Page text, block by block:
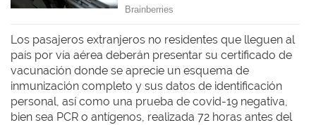
Los pasajeros extranjeros no residentes que lleguen al
país por vía aérea deberán presentar su certificado de
vacunación donde se aprecie un esquema de
inmunización completo y sus datos de identificación
personal, así como una prueba de covid-19 negativa,
bien sea PCR o antígenos, realizada 72 horas antes del